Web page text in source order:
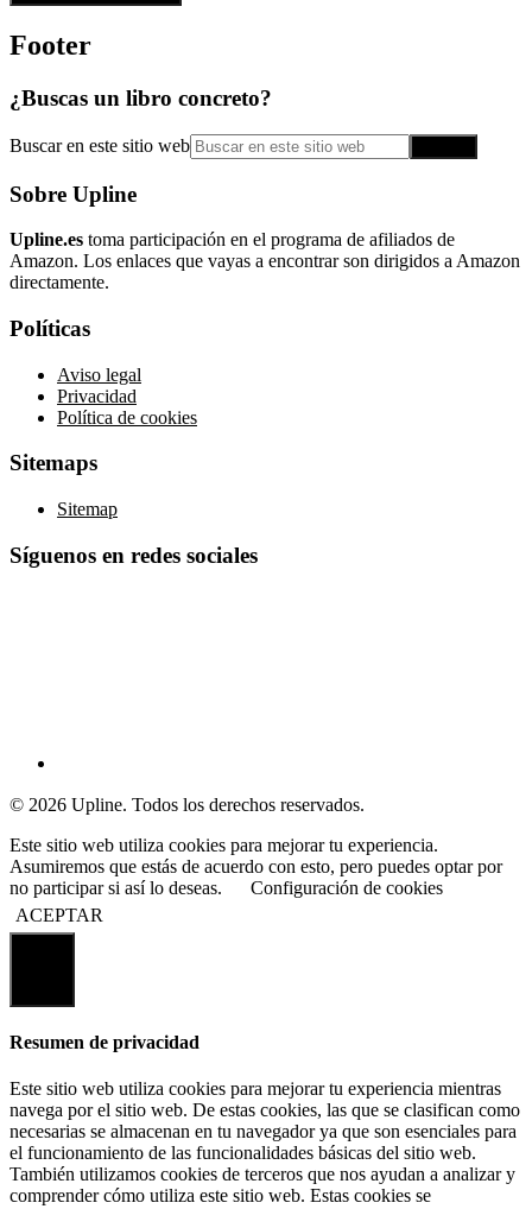
Footer
¿Buscas un libro concreto?
Buscar en este sitio web
Sobre Upline
Upline.es toma participación en el programa de afiliados de
Amazon. Los enlaces que vayas a encontrar son dirigidos a Amazon
directamente.
Políticas
Aviso legal
Privacidad
Política de cookies
Sitemaps
Sitemap
Síguenos en redes sociales
© 2026 Upline. Todos los derechos reservados.
Este sitio web utiliza cookies para mejorar tu experiencia.
Asumiremos que estás de acuerdo con esto, pero puedes optar por
no participar si así lo deseas.
Configuración de cookies
ACEPTAR
Resumen de privacidad
Este sitio web utiliza cookies para mejorar tu experiencia mientras
navega por el sitio web. De estas cookies, las que se clasifican como
necesarias se almacenan en tu navegador ya que son esenciales para
el funcionamiento de las funcionalidades básicas del sitio web.
También utilizamos cookies de terceros que nos ayudan a analizar y
comprender cómo utiliza este sitio web. Estas cookies se